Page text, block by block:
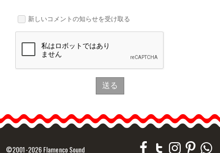
新しいコメントの知らせを受け取る
送る
©2001-2026 Flamenco Sound